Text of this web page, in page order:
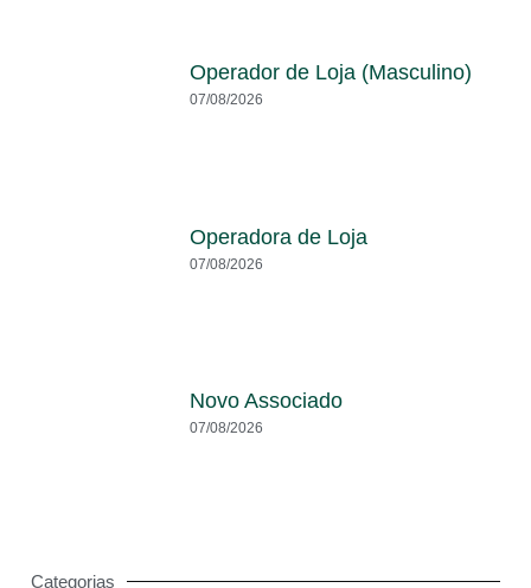
Operador de Loja (Masculino)
07/08/2026
Operadora de Loja
07/08/2026
Novo Associado
07/08/2026
Categorias